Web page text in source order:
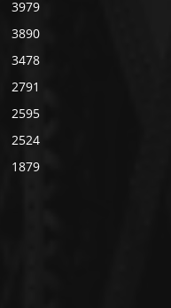
3979
3890
3478
2791
2595
2524
1879